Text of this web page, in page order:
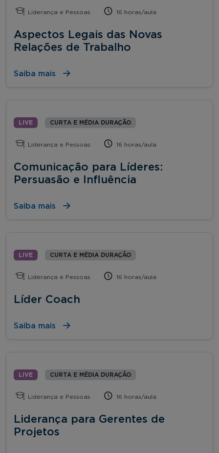
Liderança e Pessoas 16 horas/aula
Aspectos Legais das Novas
Relações de Trabalho
Saiba mais
LIVE CURTA E MÉDIA DURAÇÃO
Liderança e Pessoas 16 horas/aula
Comunicação para Líderes:
Persuasão e Influência
Saiba mais
LIVE CURTA E MÉDIA DURAÇÃO
Liderança e Pessoas 16 horas/aula
Líder Coach
Saiba mais
LIVE CURTA E MÉDIA DURAÇÃO
Liderança e Pessoas 16 horas/aula
Liderança para Gerentes de
Projetos